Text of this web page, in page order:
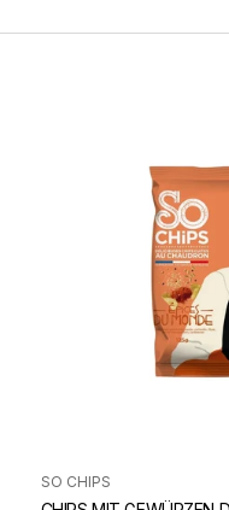
SO CHIPS